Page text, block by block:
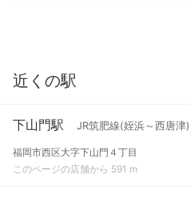
近くの駅
下山門駅 JR筑肥線(姪浜～西唐津)
福岡市西区大字下山門４丁目
このページの店舗から 591 m